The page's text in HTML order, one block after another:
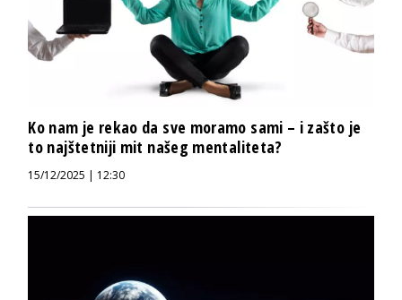
Ko nam je rekao da sve moramo sami – i zašto je
to najštetniji mit našeg mentaliteta?
15/12/2025 | 12:30